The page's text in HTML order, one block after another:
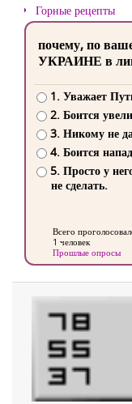
Горные рецепты
почему, по
УКРАИНЕ в
1. Уважает
2. Боится
3. Никому не
4. Боится
5. Просто у
не сделать.
Всего
1 человек
Прошлые опросы